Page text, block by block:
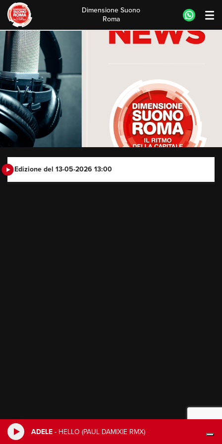
ADELE - HELLO (PAUL DAMIXIE RMX)
Skip
to
content
Dimensione Suono
Roma
Edizione del 13-05-2026 13:00